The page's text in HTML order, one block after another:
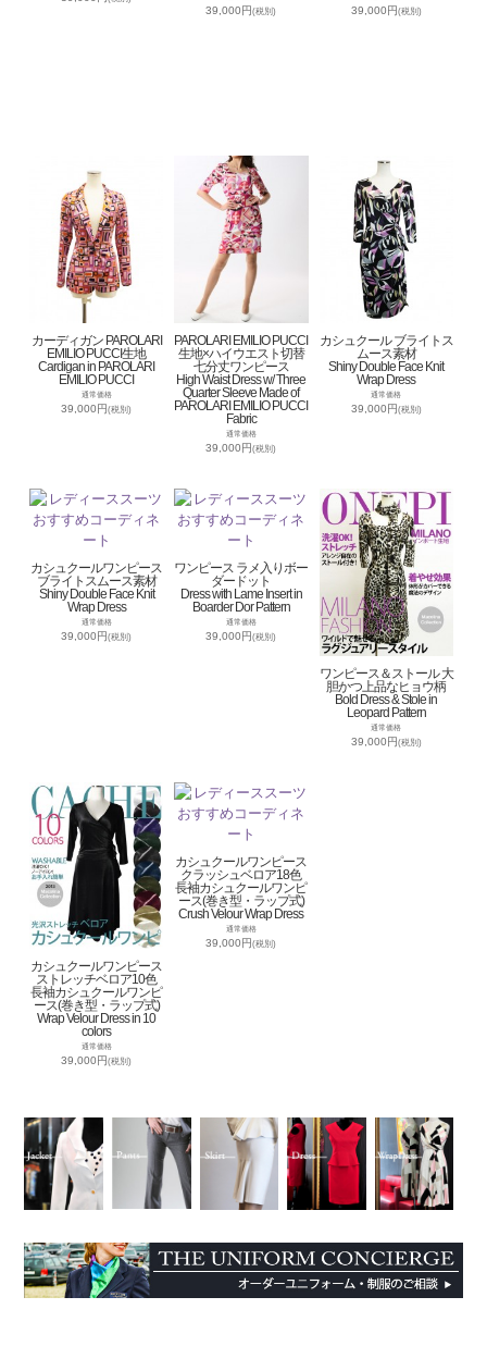
39,000円(税別) 39,000円 (税別)
カーディガン PAROLARI
EMILIO PUCCI生地
Cardigan in PAROLARI
EMILIO PUCCI
通常価格
39,000円(税別)
PAROLARI EMILIO PUCCI
生地×ハイウエスト切替
七分丈ワンピース
High Waist Dress w/ Three
Quarter Sleeve Made of
PAROLARI EMILIO PUCCI
Fabric
通常価格
39,000円(税別)
カシュクール ブライトス
ムース素材
Shiny Double Face Knit
Wrap Dress
通常価格
39,000円(税別)
カシュクールワンピース
ブライトスムース素材
Shiny Double Face Knit
Wrap Dress
通常価格
39,000円(税別)
ワンピース ラメ入りボー
ダードット
Dress with Lame Insert in
Boarder Dor Pattern
通常価格
39,000円(税別)
ワンピース＆ストール 大
胆かつ上品なヒョウ柄
Bold Dress & Stole in
Leopard Pattern
通常価格
39,000円(税別)
カシュクールワンピース
ストレッチベロア10色
長袖カシュクールワンピ
ース(巻き型・ラップ式)
Wrap Velour Dress in 10
colors
通常価格
39,000円(税別)
カシュクールワンピース
クラッシュベロア18色
長袖カシュクールワンピ
ース(巻き型・ラップ式)
Crush Velour Wrap Dress
通常価格
39,000円(税別)